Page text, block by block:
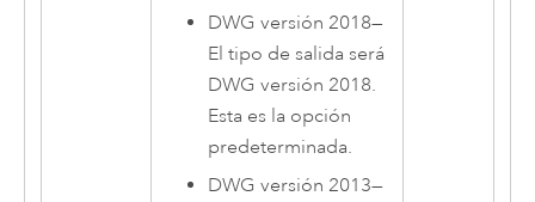
DWG versión 2018—
El tipo de salida será
DWG versión 2018.
Esta es la opción
predeterminada.
DWG versión 2013—